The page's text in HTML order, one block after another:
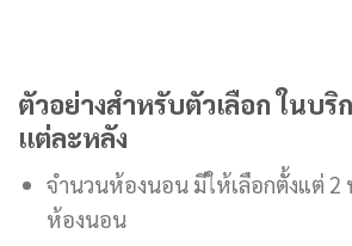
ตัวอย่างสำหรับตัวเลือก ในบ
แต่ละหลัง
จำนวนห้องนอน มีให้เลือกตั้งแต่ 2
ห้องนอน